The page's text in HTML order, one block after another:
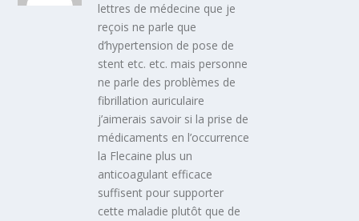
lettres de médecine que je
reçois ne parle que
d’hypertension de pose de
stent etc. etc. mais personne
ne parle des problèmes de
fibrillation auriculaire
j’aimerais savoir si la prise de
médicaments en l’occurrence
la Flecaine plus un
anticoagulant efficace
suffisent pour supporter
cette maladie plutôt que de